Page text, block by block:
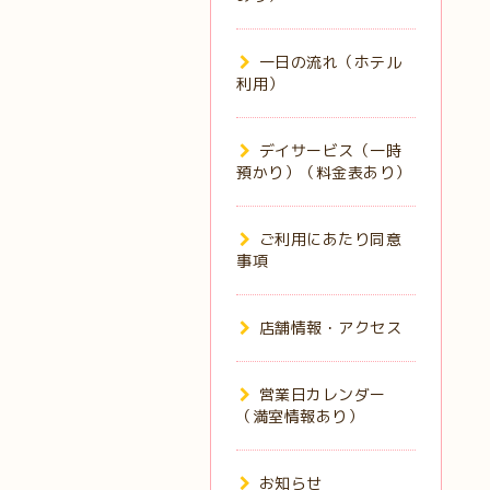
一日の流れ（ホテル
利用）
デイサービス（一時
預かり）（料金表あり）
ご利用にあたり同意
事項
店舗情報・アクセス
営業日カレンダー
（満室情報あり）
お知らせ